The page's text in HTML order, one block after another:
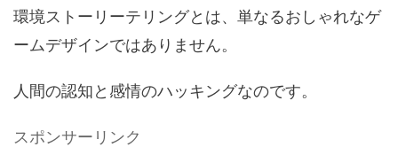
環境ストーリーテリングとは、単なるおしゃれなゲ
ームデザインではありません。
人間の認知と感情のハッキングなのです。
スポンサーリンク